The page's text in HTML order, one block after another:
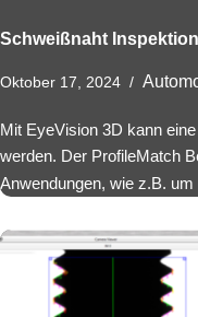
Schweißnaht Inspektion
Oktober 17, 2024
Mit EyeVision 3D kann
werden. Der ProfileMatch
Anwendungen, wie z.B.